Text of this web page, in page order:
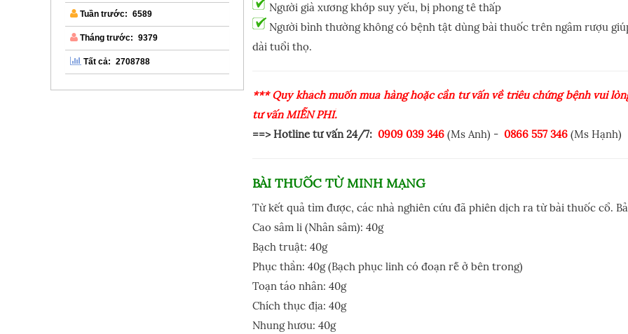
Người già xương khớp suy yếu, bị phong tê thấp
Người bình thường không có bệnh tật dùng bài thuốc trên ngâm rượu
dài tuổi thọ.
*** Quý khách muốn mua hàng hoặc cần tư vấn về triêu chứng bệnh vui
tư vấn MIỄN PHÍ.
==> Hotline tư vấn 24/7: 0909 039 346 (Ms Anh) - 0866 557 346 (Ms Hạnh)
BÀI THUỐC TỪ MINH MẠNG
Từ kết quả tìm được, các nhà nghiên cứu đã phiên dịch ra từ bài thuốc cổ.
Cao sâm li (Nhân sâm): 40g
Bạch truật: 40g
Phục thần: 40g (Bạch phục linh có đoạn rễ ở bên trong)
Toạn táo nhân: 40g
Chích thục địa: 40g
Nhung hươu: 40g
Tuần trước: 6589
Tháng trước: 9379
Tất cả: 2708788